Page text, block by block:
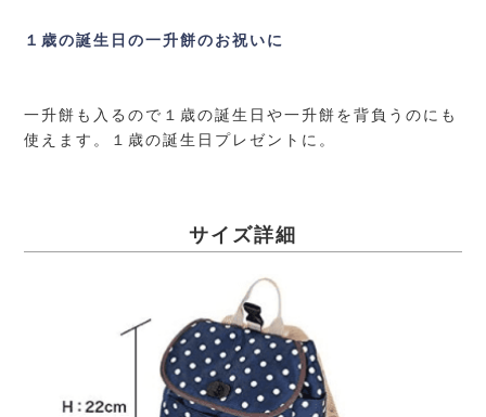
１歳の誕生日の一升餅のお祝いに
一升餅も入るので１歳の誕生日や一升餅を背負うのにも
使えます。１歳の誕生日プレゼントに。
サイズ詳細